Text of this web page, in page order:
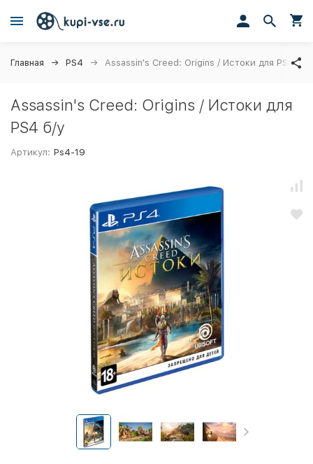
Главная PS4 Assassin's Creed: Origins / Истоки для PS4 б/у
Assassin's Creed: Origins / Истоки для
PS4 б/у
Артикул: Ps4-19